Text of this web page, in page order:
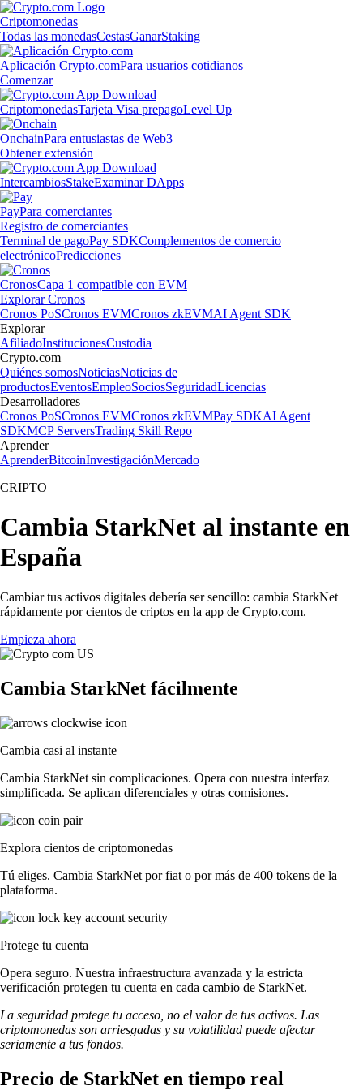
Criptomonedas
Todas las monedasCestasGanarStaking
Aplicación Crypto.comPara usuarios cotidianos
Comenzar
CriptomonedasTarjeta Visa prepagoLevel Up
OnchainPara entusiastas de Web3
Obtener extensión
IntercambiosStakeExaminar DApps
PayPara comerciantes
Registro de comerciantes
Terminal de pagoPay SDKComplementos de comercio
electrónicoPredicciones
CronosCapa 1 compatible con EVM
Explorar Cronos
Cronos PoSCronos EVMCronos zkEVMAI Agent SDK
Explorar
AfiliadoInstitucionesCustodia
Crypto.com
Quiénes somosNoticiasNoticias de
productosEventosEmpleoSociosSeguridadLicencias
Desarrolladores
Cronos PoSCronos EVMCronos zkEVMPay SDKAI Agent
SDKMCP ServersTrading Skill Repo
Aprender
AprenderBitcoinInvestigaciónMercado
CRIPTO
Cambia StarkNet al instante en
España
Cambiar tus activos digitales debería ser sencillo: cambia StarkNet
rápidamente por cientos de criptos en la app de Crypto.com.
Empieza ahora
Cambia StarkNet fácilmente
Cambia casi al instante
Cambia StarkNet sin complicaciones. Opera con nuestra interfaz
simplificada. Se aplican diferenciales y otras comisiones.
Explora cientos de criptomonedas
Tú eliges. Cambia StarkNet por fiat o por más de 400 tokens de la
plataforma.
Protege tu cuenta
Opera seguro. Nuestra infraestructura avanzada y la estricta
verificación protegen tu cuenta en cada cambio de StarkNet.
La seguridad protege tu acceso, no el valor de tus activos. Las
criptomonedas son arriesgadas y su volatilidad puede afectar
seriamente a tus fondos.
Precio de StarkNet en tiempo real